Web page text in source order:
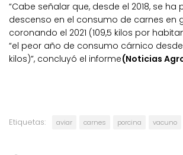
“Cabe señalar que, desde el 2018, se ha
descenso en el consumo de carnes en
coronando el 2021 (109,5 kilos por
“el peor año de consumo cárnico desde
kilos)”, concluyó el informe(Noticias
Etiquetas: aviar carnes porcina vacuno